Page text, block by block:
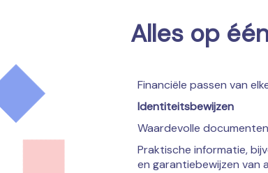
Alles op
Financiële passen van
Identiteitsbewijzen
Waardevolle
Praktische informatie,
en garantiebewijzen van